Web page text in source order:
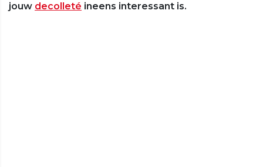
jouw decolleté ineens interessant is.